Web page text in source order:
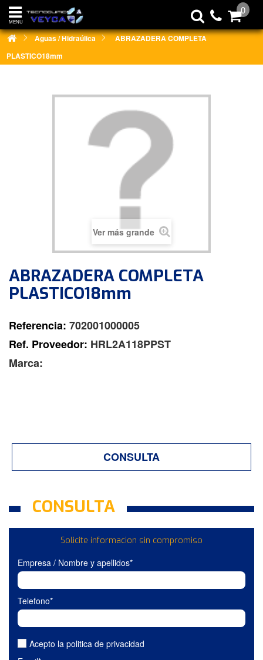
Aguas / Hidraúlica
ABRAZADERA COMPLETA
PLASTICO18mm
Ver más grande
ABRAZADERA COMPLETA
PLASTICO18mm
Referencia: 702001000005
Ref. Proveedor: HRL2A118PPST
Marca:
CONSULTA
CONSULTA
Solicite informacion sin compromiso
Empresa / Nombre y apellidos*
Telefono*
Acepto la politica de privacidad
MENU
0